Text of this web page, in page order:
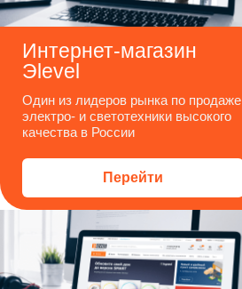
Интернет-магазин
Эlevel
Один из лидеров рынка по продаже
электро- и светотехники высокого
качества в России
Перейти